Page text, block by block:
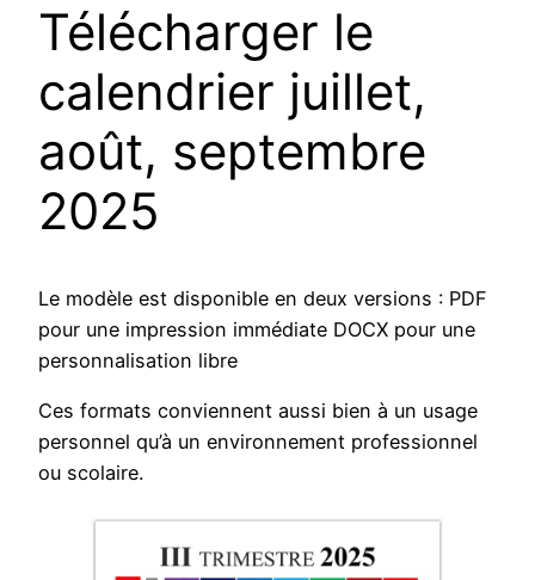
Télécharger le
calendrier juillet,
août, septembre
2025
Le modèle est disponible en deux versions : PDF
pour une impression immédiate DOCX pour une
personnalisation libre
Ces formats conviennent aussi bien à un usage
personnel qu’à un environnement professionnel
ou scolaire.